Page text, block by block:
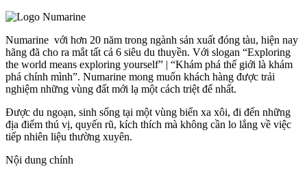
Numarine với hơn 20 năm trong ngành sản xuất đóng tàu, hiện nay
hãng đã cho ra mắt tất cả 6 siêu du thuyền. Với slogan “Exploring
the world means exploring yourself” | “Khám phá thế giới là khám
phá chính mình”. Numarine mong muốn khách hàng được trải
nghiệm những vùng đất mới lạ một cách triệt để nhất.
Được du ngoạn, sinh sống tại một vùng biển xa xôi, đi đến những
địa điểm thú vị, quyến rũ, kích thích mà không cần lo lắng về việc
tiếp nhiên liệu thường xuyên.
Nội dung chính